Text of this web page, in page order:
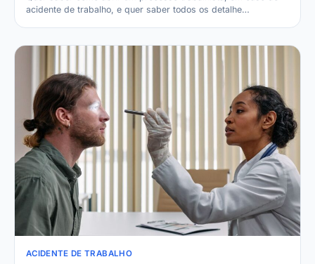
acidente de trabalho, e quer saber todos os detalhe…
ACIDENTE DE TRABALHO